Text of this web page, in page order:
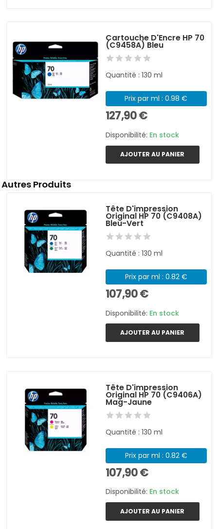
Cartouche D'Encre HP 70
(C9458A) Bleu
Quantité : 130 ml
Prix par ml : 0.98 €
127,90 €
Disponibilité: En stock
AJOUTER AU PANIER
Autres Produits
Tête D'impression
Original HP 70 (C9408A)
Bleu-Vert
Quantité : 130 ml
Prix par ml : 0.82 €
107,90 €
Disponibilité: En stock
AJOUTER AU PANIER
Tête D'impression
Original HP 70 (C9406A)
Mag-Jaune
Quantité : 130 ml
Prix par ml : 0.82 €
107,90 €
Disponibilité: En stock
AJOUTER AU PANIER